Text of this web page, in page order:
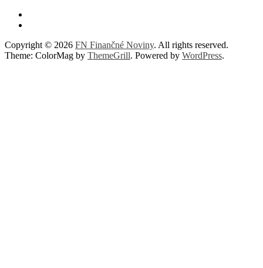
Copyright © 2026 FN Finančné Noviny. All rights reserved.
Theme: ColorMag by ThemeGrill. Powered by WordPress.